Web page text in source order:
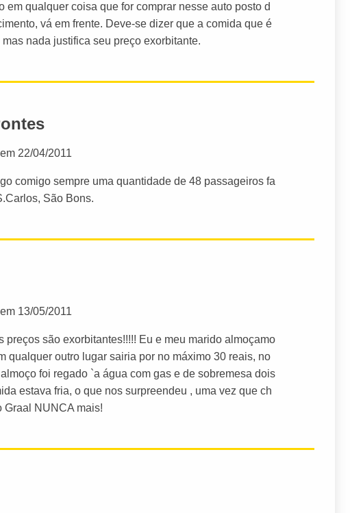
em qualquer coisa que for comprar nesse auto posto d
vá em frente. Deve-se dizer que a comida que é
nada justifica seu preço exorbitante.
22/04/2011
comigo sempre uma quantidade de 48 passageiros fa
São Bons.
13/05/2011
preços são exorbitantes!!!!! Eu e meu marido almoçamo
qualquer outro lugar sairia por no máximo 30 reais, no
foi regado `a água com gas e de sobremesa dois
estava fria, o que nos surpreendeu , uma vez que ch
Graal NUNCA mais!